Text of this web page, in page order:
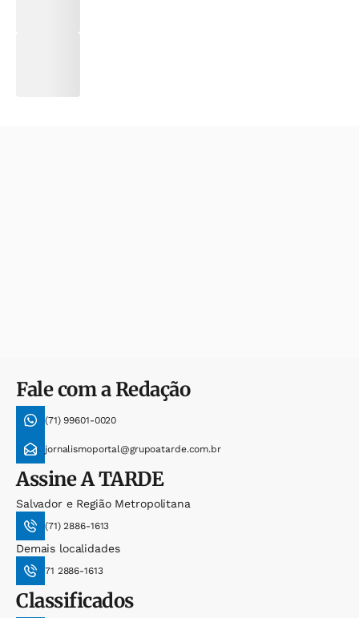
Fale com a Redação
(71) 99601-0020
jornalismoportal@grupoatarde.com.br
AssineA TARDE
Salvador e Região Metropolitana
(71) 2886-1613
Demais localidades
71 2886-1613
Classificados